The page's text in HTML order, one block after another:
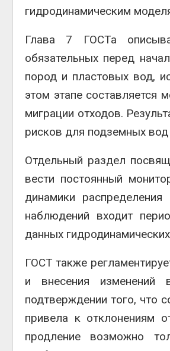
гидродинамическим
Глава 7 ГОСТа
обязательных перед
пород и пластовых вод,
этом этапе составляется
миграции отходов.
рисков для подземных
Отдельный раздел
вести постоянный
динамики
наблюдений входит
данных
ГОСТ также
и внесения изменений
подтверждении того, что
привела к отклонениям
продление возможно